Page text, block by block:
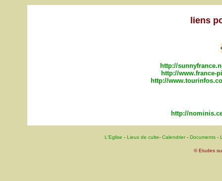
liens
http://
http://www.france-
http://
http://
L'Eglise - Lieux de culte- Calendrier- Documents-
© Etudes